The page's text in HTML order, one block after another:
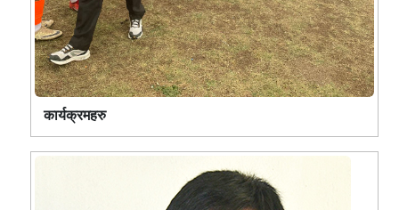
कार्यक्रमहरु